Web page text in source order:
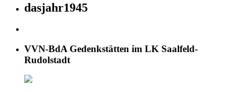
dasjahr1945
VVN-BdA Gedenkstätten im LK Saalfeld-
Rudolstadt